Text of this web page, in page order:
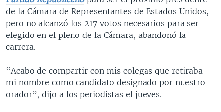
de la Cámara de Representantes de Estados Unidos,
pero no alcanzó los 217 votos necesarios para ser
elegido en el pleno de la Cámara, abandonó la
carrera.
“Acabo de compartir con mis colegas que retiraba
mi nombre como candidato designado por nuestro
orador”, dijo a los periodistas el jueves.